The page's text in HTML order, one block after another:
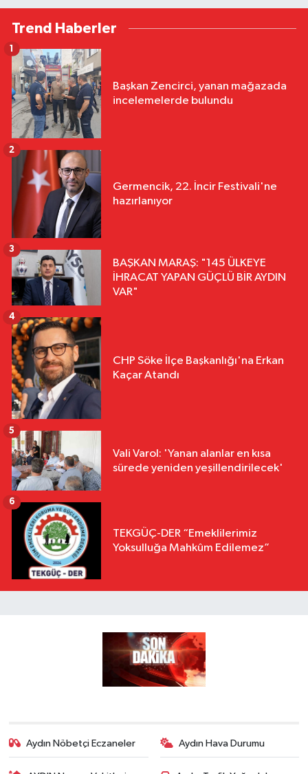
Trend Haberler
Başkan Zencirci, yanan mağazada
incelemelerde bulundu
1
Germencik, 22. İncir Festivali'ne
hazırlanıyor
2
BAŞKAN MARAŞ: "145 ÜLKEYE
İHRACAT YAPAN GÜÇLÜ BİR AYDIN
VAR"
3
CHP Söke İlçe Başkanlığı'na Erkan
Kaçar Atandı
4
Vali Varol: 'Yanan alanlar en kısa
sürede yeniden yeşillendirilecek'
5
TEKGÜÇ-DER “Emeklilerimiz
Yoksulluğa Mahkûm Edilemez”
6
Aydın Nöbetçi Eczaneler Aydın Hava Durumu